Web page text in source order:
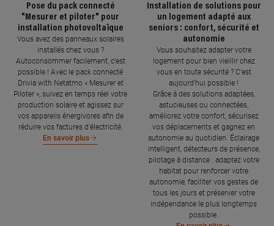
Pose du pack connecté
"Mesurer et piloter" pour
installation photovoltaïque
Vous avez des panneaux solaires
installés chez vous ?
Autoconsommer facilement, c’est
possible ! Avec le pack connecté
Drivia with Netatmo « Mesurer et
Piloter », suivez en temps réel votre
production solaire et agissez sur
vos appareils énergivores afin de
réduire vos factures d’électricité.
En savoir plus
Installation de solutions pour
un logement adapté aux
seniors : confort, sécurité et
autonomie
Vous souhaitez adapter votre
logement pour bien vieillir chez
vous en toute sécurité ? C’est
aujourd’hui possible !
Grâce à des solutions adaptées,
astucieuses ou connectées,
améliorez votre confort, sécurisez
vos déplacements et gagnez en
autonomie au quotidien. Éclairage
intelligent, détecteurs de présence,
pilotage à distance : adaptez votre
habitat pour renforcer votre
autonomie, faciliter vos gestes de
tous les jours et préserver votre
indépendance le plus longtemps
possible.